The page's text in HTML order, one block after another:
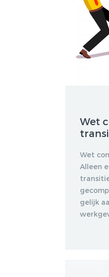
Wet
Wet
Alleen
gelijk